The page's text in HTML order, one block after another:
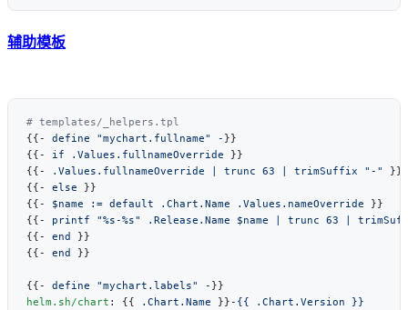
辅助模板
{{- define "mychart.fullname" -
{{- if .Values.fullnameOverride
{{-
.Values.fullnameOverride | trunc 63 | trimSuffix "-"
{{- else
{{- $name := default .Chart.Name .Values.nameOverride
{{- printf "%s-%s" .Release.Name $name | trunc 63 |
{{- end
{{- end
{{- define "mychart.labels" -
helm.sh/chart : {{ .Chart.Name }}